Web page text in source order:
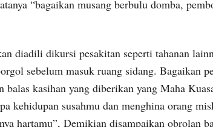
“bagaikan musang berbulu domba,
diadili dikursi pesakitan seperti tahanan
sebelum masuk ruang sidang. Bagaikan
kasihan yang diberikan yang Maha
kehidupan susahmu dan menghina orang
hartamu”, Demikian disampaikan obrolan